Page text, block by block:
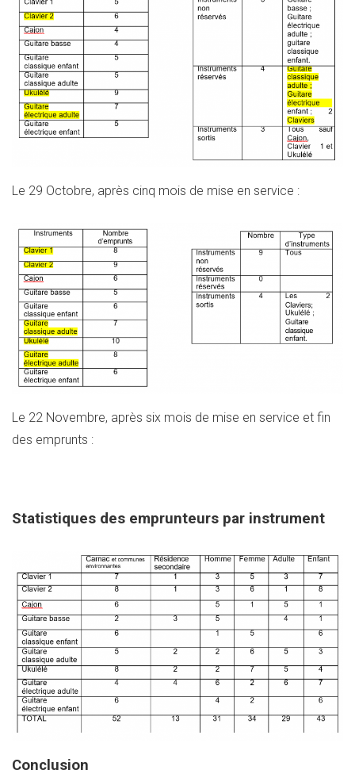
Le 29 Octobre, après cinq mois de mise en service :
Le 22 Novembre, après six mois de mise en service et fin
des emprunts :
Statistiques des emprunteurs par instrument
Conclusion